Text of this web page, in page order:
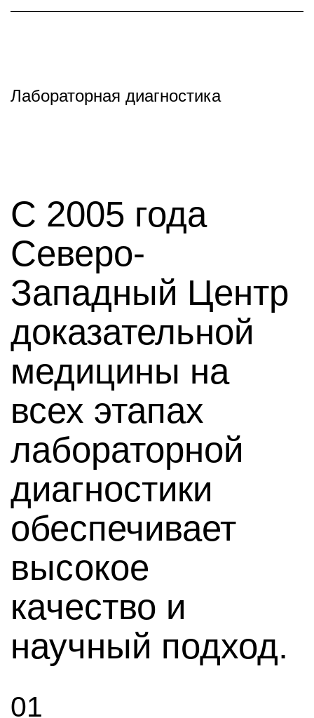
Лабораторная диагностика
С 2005 года
Северо-
Западный Центр
доказательной
медицины на
всех этапах
лабораторной
диагностики
обеспечивает
высокое
качество и
научный подход.
01